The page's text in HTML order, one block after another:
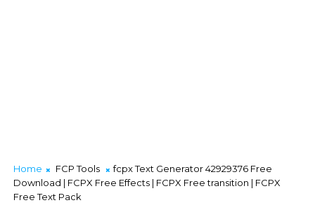
Home FCP Tools
fcpx Text Generator 42929376 Free
Download | FCPX Free Effects | FCPX Free transition | FCPX
Free Text Pack